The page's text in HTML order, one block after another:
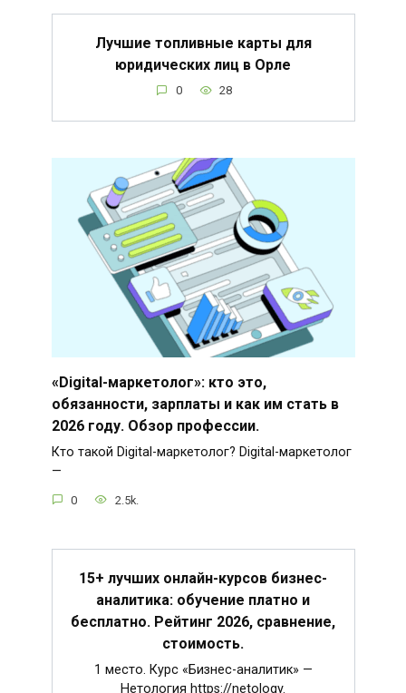
Лучшие топливные карты для
юридических лиц в Орле
0 28
«Digital-маркетолог»: кто это,
обязанности, зарплаты и как им стать в
2026 году. Обзор профессии.
Кто такой Digital-маркетолог? Digital-маркетолог
—
0 2.5k.
15+ лучших онлайн-курсов бизнес-
аналитика: обучение платно и
бесплатно. Рейтинг 2026, сравнение,
стоимость.
1 место. Курс «Бизнес-аналитик» —
Нетология https://netology.